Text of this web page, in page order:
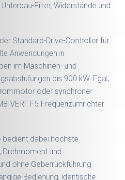
Filter, Widerstände und
Standard-Drive-Controller für
Anwendungen in
im Maschinen- und
bis 900 kW. Egal,
oder synchroner
F5 Frequenzumrichter
dabei höchste
Drehmoment und
ohne Geberrückführung.
Bedienung, identische